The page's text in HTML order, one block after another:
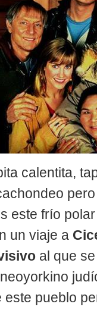
calentita,
este frío
un viaje a
al que
pueblo